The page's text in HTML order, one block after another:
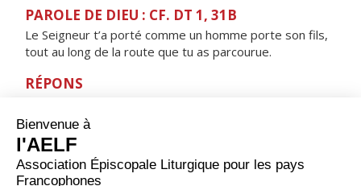
PAROLE DE DIEU : CF. DT 1, 31B
Le Seigneur t’a porté comme un homme porte son fils,
tout au long de la route que tu as parcourue.
RÉPONS
:
ne déçois pas mon attente.
ORAISON